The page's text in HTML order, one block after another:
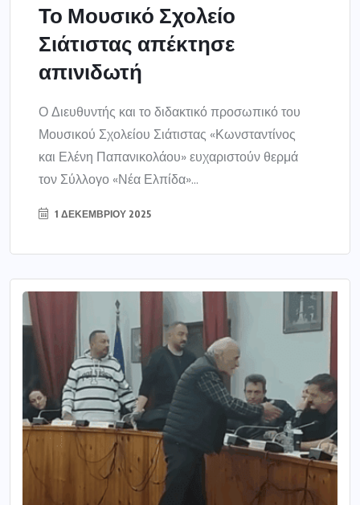
Το Μουσικό Σχολείο
Σιάτιστας απέκτησε
απινιδωτή
Ο Διευθυντής και το διδακτικό προσωπικό του
Μουσικού Σχολείου Σιάτιστας «Κωνσταντίνος
και Ελένη Παπανικολάου» ευχαριστούν θερμά
τον Σύλλογο «Νέα Ελπίδα»...
1 ΔΕΚΕΜΒΡΊΟΥ 2025